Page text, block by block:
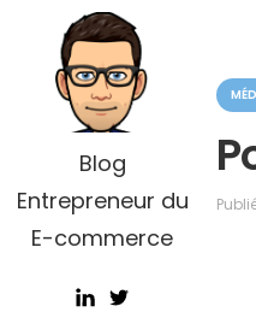
Blog
Entrepreneur du
E-commerce
C
a
o